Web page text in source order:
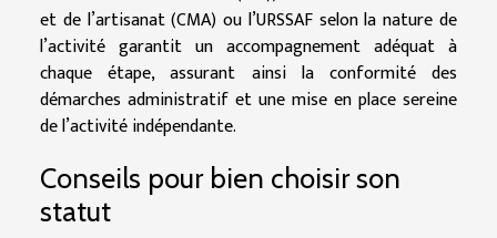
et de l’artisanat (CMA) ou l’URSSAF selon la nature de
l’activité garantit un accompagnement adéquat à
chaque étape, assurant ainsi la conformité des
démarches administratif et une mise en place sereine
de l’activité indépendante.
Conseils pour bien choisir son
statut